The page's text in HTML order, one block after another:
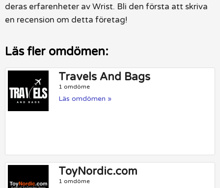
deras erfarenheter av Wrist. Bli den första att skriva
en recension om detta företag!
Läs fler omdömen:
Travels And Bags
1 omdöme
Läs omdömen »
ToyNordic.com
1 omdöme